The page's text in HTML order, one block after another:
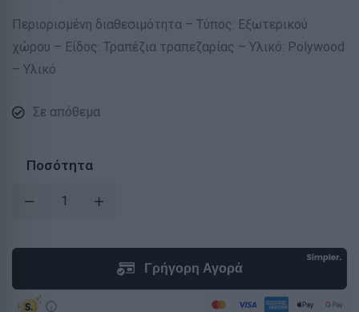
Περιορισμένη διαθεσιμότητα – Τύπος: Εξωτερικού
χώρου – Είδος: Τραπέζια τραπεζαρίας – Υλικό: Polywood
– Υλικό
Σε απόθεμα
Ποσότητα